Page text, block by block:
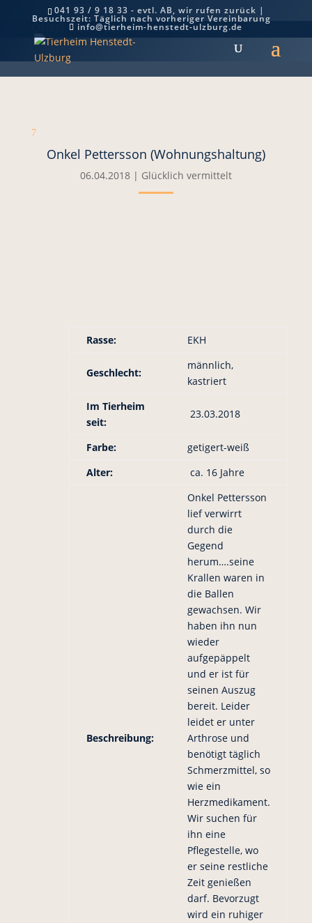
041 93 / 9 18 33 - evtl. AB, wir rufen zurück |
Besuchszeit: Täglich nach vorheriger Vereinbarung
info@tierheim-henstedt-ulzburg.de
Onkel Pettersson (Wohnungshaltung)
7
Onkel Pettersson (Wohnungshaltung)
06.04.2018| Glücklich vermittelt
Rasse: EKH
Geschlecht:
männlich,
kastriert
Im Tierheim
seit:
23.03.2018
Farbe:
getigert-weiß
Alter:
ca. 16 Jahre
Beschreibung:
Onkel Pettersson
lief verwirrt
durch die
Gegend
herum….seine
Krallen waren in
die Ballen
gewachsen. Wir
haben ihn nun
wieder
aufgepäppelt
und er ist für
seinen Auszug
bereit. Leider
leidet er unter
Arthrose und
benötigt täglich
Schmerzmittel, so
wie ein
Herzmedikament.
Wir suchen für
ihn eine
Pflegestelle, wo
er seine restliche
Zeit genießen
darf. Bevorzugt
wird ein ruhiger